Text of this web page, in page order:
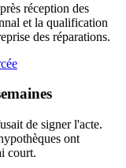
réception des
et la qualification
des réparations.
de signer l'acte.
ont
court.